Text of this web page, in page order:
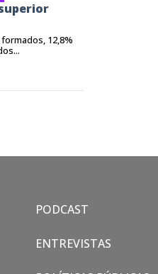
12,8%
PODCAST
ENTREVISTAS